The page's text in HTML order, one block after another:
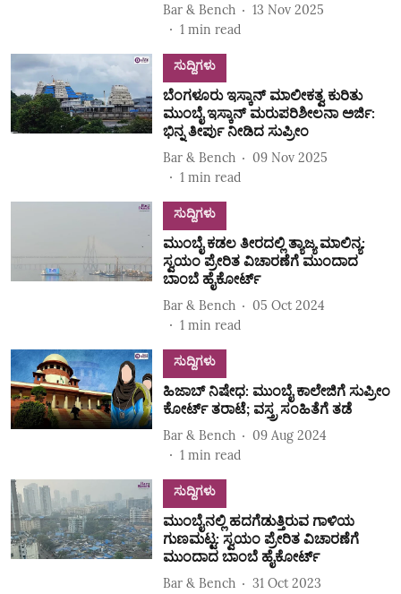
Bar & Bench
13 Nov 2025
1 min read
ಸುದ್ದಿಗಳು
ಬೆಂಗಳೂರು ಇಸ್ಕಾನ್ ಮಾಲೀಕತ್ವ ಕುರಿತು
ಮುಂಬೈ ಇಸ್ಕಾನ್ ಮರುಪರಿಶೀಲನಾ ಅರ್ಜಿ:
ಭಿನ್ನ ತೀರ್ಪು ನೀಡಿದ ಸುಪ್ರೀಂ
Bar & Bench
09 Nov 2025
1 min read
ಸುದ್ದಿಗಳು
ಮುಂಬೈ ಕಡಲ ತೀರದಲ್ಲಿ ತ್ಯಾಜ್ಯ ಮಾಲಿನ್ಯ:
ಸ್ವಯಂ ಪ್ರೇರಿತ ವಿಚಾರಣೆಗೆ ಮುಂದಾದ
ಬಾಂಬೆ ಹೈಕೋರ್ಟ್
Bar & Bench
05 Oct 2024
1 min read
ಸುದ್ದಿಗಳು
ಹಿಜಾಬ್ ನಿಷೇಧ: ಮುಂಬೈ ಕಾಲೇಜಿಗೆ ಸುಪ್ರೀಂ
ಕೋರ್ಟ್ ತರಾಟೆ; ವಸ್ತ್ರ ಸಂಹಿತೆಗೆ ತಡೆ
Bar & Bench
09 Aug 2024
1 min read
ಸುದ್ದಿಗಳು
ಮುಂಬೈನಲ್ಲಿ ಹದಗೆಡುತ್ತಿರುವ ಗಾಳಿಯ
ಗುಣಮಟ್ಟ: ಸ್ವಯಂ ಪ್ರೇರಿತ ವಿಚಾರಣೆಗೆ
ಮುಂದಾದ ಬಾಂಬೆ ಹೈಕೋರ್ಟ್
Bar & Bench
31 Oct 2023